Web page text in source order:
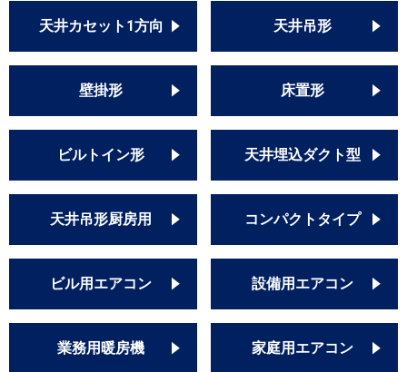
天井カセット1方向 天井吊形
壁掛形 床置形
ビルトイン形 天井埋込ダクト型
天井吊形厨房用 コンパクトタイプ
ビル用エアコン 設備用エアコン
業務用暖房機 家庭用エアコン